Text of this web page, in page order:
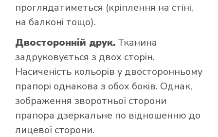
проглядатиметься (кріплення на стіні,
на балконі тощо).
Двосторонній друк. Тканина
задруковується з двох сторін.
Насиченість кольорів у двосторонньому
прапорі однакова з обох боків. Однак,
зображення зворотньої сторони
прапора дзеркальне по відношенню до
лицевої сторони.